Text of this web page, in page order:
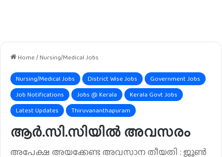
Home/Nursing/Medical Jobs
Nursing/Medical Jobs District Wise Jobs
Government Jobs
Job Notifications
Jobs @ Kerala
Kerala Govt Jobs
Latest Updates
Thiruvananthapuram
ആർ.സി.സിയിൽ അവസരം
അപേക്ഷ അയക്കേണ്ട അവസാന തീയതി : ജൂൺ